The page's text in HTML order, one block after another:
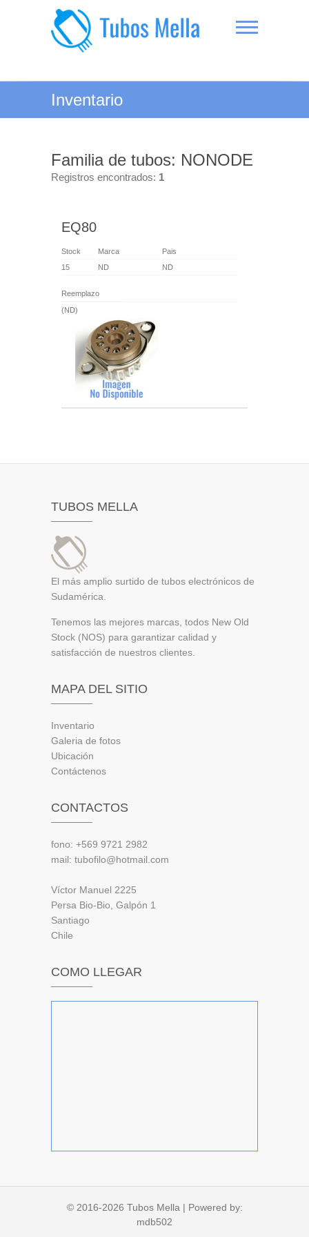
Tubos Mella
Inventario
Familia de tubos: NONODE
Registros encontrados: 1
EQ80
Stock Marca
Pais
15
ND ND
Reemplazo
(ND)
TUBOS MELLA
El más amplio surtido de tubos electrónicos de
Sudamérica.
Tenemos las mejores marcas, todos New Old
Stock (NOS) para garantizar calidad y
satisfacción de nuestros clientes.
MAPA DEL SITIO
Inventario
Galeria de fotos
Ubicación
Contáctenos
CONTACTOS
fono: +569 9721 2982
mail: tubofilo@hotmail.com
Víctor Manuel 2225
Persa Bio-Bio, Galpón 1
Santiago
Chile
COMO LLEGAR
© 2016-2026 Tubos Mella | Powered by:
mdb502